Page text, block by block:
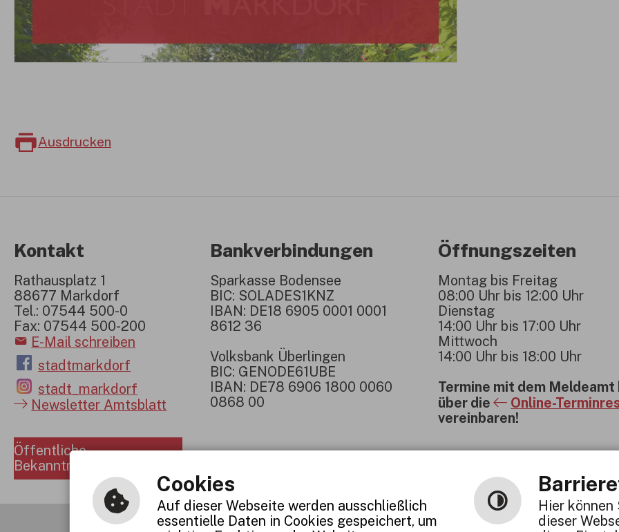
Ausdrucken
Kontakt
Rathausplatz 1
88677 Markdorf
Tel.: 07544 500-0
Fax: 07544 500-200
E-Mail schreiben
stadtmarkdorf
stadt_markdorf
Newsletter Amtsblatt
Öffentliche
Bekanntmachungen
Bankverbindungen
Sparkasse Bodensee
BIC: SOLADES1KNZ
IBAN: DE18 6905 0001 0001
8612 36
Volksbank Überlingen
BIC: GENODE61UBE
IBAN: DE78 6906 1800 0060
0868 00
Öffnungszeiten
Montag bis Freitag
08:00 Uhr bis 12:00 Uhr
Dienstag
14:00 Uhr bis 17:00 Uhr
Mittwoch
14:00 Uhr bis 18:00 Uhr
Termine mit dem
über die
Online-
vereinbaren!
Cookies
Auf dieser Webseite werden ausschließlich
essentielle Daten in Cookies gespeichert, um
Hier
dieser